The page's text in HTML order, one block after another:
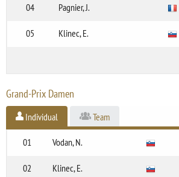
04 Pagnier, J.
05 Klinec, E.
Grand-Prix Damen
Individual Team
01 Vodan, N.
02 Klinec, E.